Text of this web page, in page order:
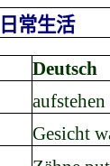
日常生活
Deutsch
aufstehen
Gesicht